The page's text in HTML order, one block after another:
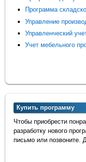
Программа
Управление
Управленческий
Учет мебельного
Купить программу
Чтобы приобрести
разработку нового
письмо или позвоните.